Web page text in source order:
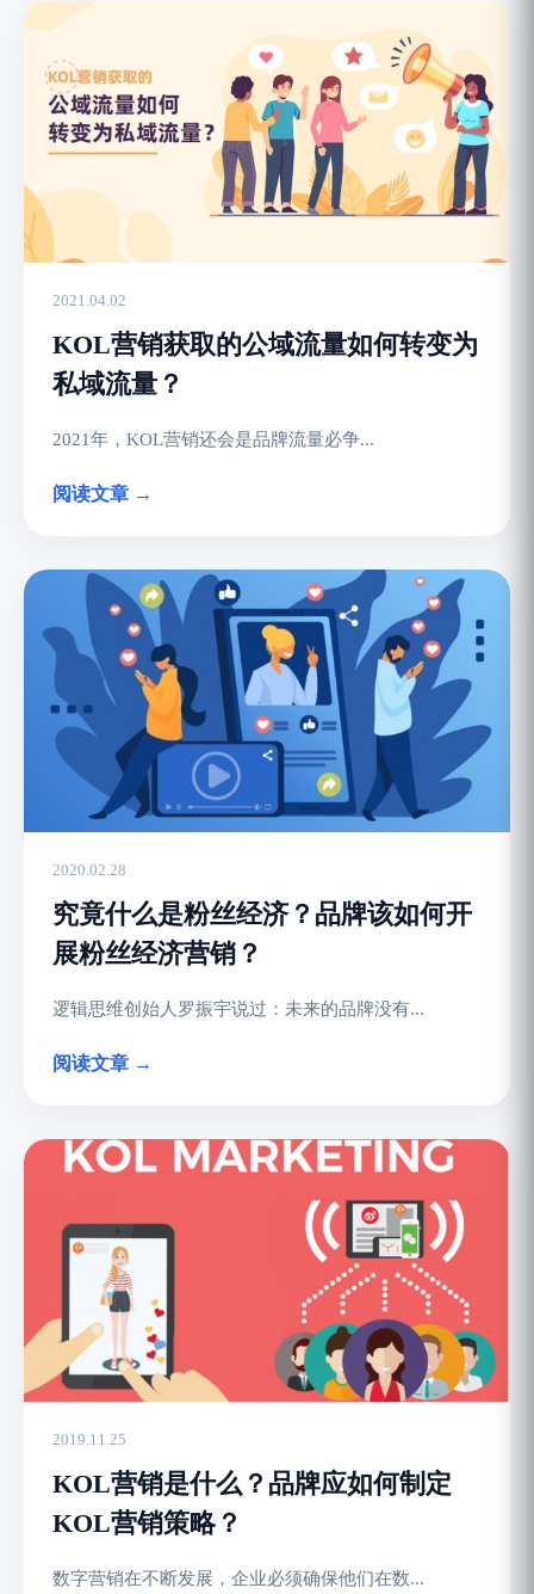
2021.04.02
KOL营销获取的公域流量如何转变为
私域流量？
2021年，KOL营销还会是品牌流量必争...
阅读文章 →
2020.02.28
究竟什么是粉丝经济？品牌该如何开
展粉丝经济营销？
逻辑思维创始人罗振宇说过：未来的品牌没有...
阅读文章 →
2019.11.25
KOL营销是什么？品牌应如何制定
KOL营销策略？
数字营销在不断发展，企业必须确保他们在数...